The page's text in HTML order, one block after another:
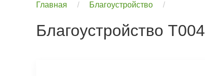
Главная Благоустройство
Благоустройство T004